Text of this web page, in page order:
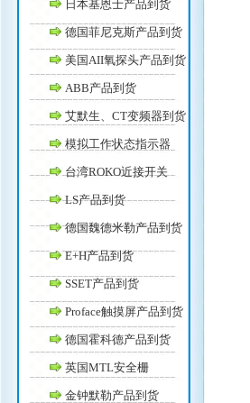
日本基恩士产品到货
德国菲尼克斯产品到货
美国AII氧探头产品到货
ABB产品到货
艾默生、CT变频器到货
模拟工作状态指示器
台湾ROKO近接开关
LS产品到货
德国魏德米勒产品到货
E+H产品到货
SSET产品到货
Proface触摸屏产品到货
德国霍科德产品到货
英国MTL安全栅
金钟默勒产品到货